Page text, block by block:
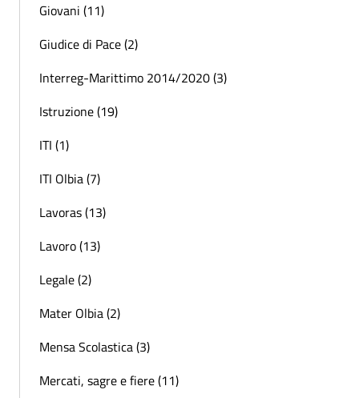
Giovani (11)
Giudice di Pace (2)
Interreg-Marittimo 2014/2020 (3)
Istruzione (19)
ITI (1)
ITI Olbia (7)
Lavoras (13)
Lavoro (13)
Legale (2)
Mater Olbia (2)
Mensa Scolastica (3)
Mercati, sagre e fiere (11)